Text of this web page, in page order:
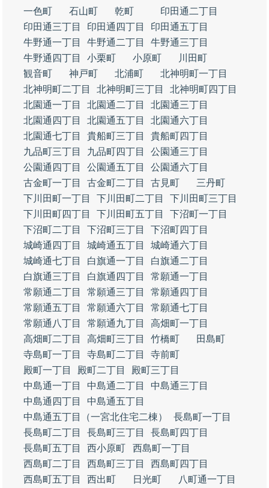
一色町 石山町 乾町
印田通二丁目
印田通三丁目
印田通四丁目
印田通五丁目
牛野通一丁目
牛野通二丁目
牛野通三丁目
牛野通四丁目
小栗町 小原町
川田町
観音町
神戸町 北浦町
北神明町一丁目
北神明町二丁目
北神明町三丁目
北神明町四丁目
北園通一丁目
北園通二丁目
北園通三丁目
北園通四丁目
北園通五丁目
北園通六丁目
北園通七丁目
貴船町三丁目
貴船町四丁目
九品町三丁目
九品町四丁目
公園通三丁目
公園通四丁目
公園通五丁目
公園通六丁目
古金町一丁目
古金町二丁目 古見町
三丹町
下川田町一丁目
下川田町二丁目
下川田町三丁目
下川田町四丁目
下川田町五丁目
下沼町一丁目
下沼町二丁目
下沼町三丁目
下沼町四丁目
城崎通四丁目
城崎通五丁目
城崎通六丁目
城崎通七丁目
白旗通一丁目
白旗通二丁目
白旗通三丁目
白旗通四丁目
常願通一丁目
常願通二丁目
常願通三丁目
常願通四丁目
常願通五丁目
常願通六丁目
常願通七丁目
常願通八丁目
常願通九丁目
高畑町一丁目
高畑町二丁目
高畑町三丁目 竹橋町
田島町
寺島町一丁目
寺島町二丁目
寺前町
殿町一丁目
殿町二丁目
殿町三丁目
中島通一丁目
中島通二丁目
中島通三丁目
中島通四丁目
中島通五丁目
中島通五丁目（一宮北住宅二棟）
長島町一丁目
長島町二丁目
長島町三丁目
長島町四丁目
長島町五丁目
西小原町
西島町一丁目
西島町二丁目
西島町三丁目
西島町四丁目
西島町五丁目
西出町 日光町
八町通一丁目